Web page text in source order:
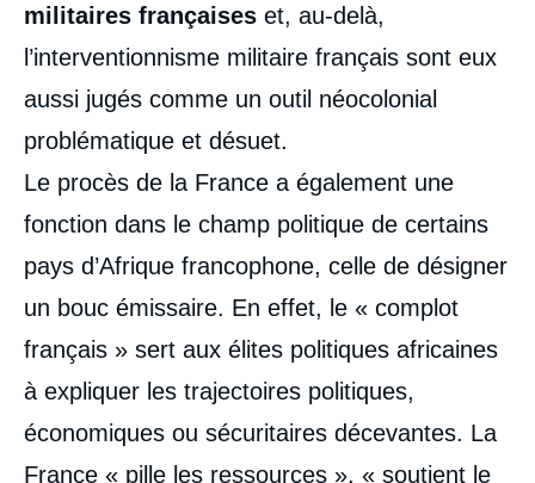
militaires françaises et, au-delà,
l’interventionnisme militaire français sont eux
aussi jugés comme un outil néocolonial
problématique et désuet.
Le procès de la France a également une
fonction dans le champ politique de certains
pays d’Afrique francophone, celle de désigner
un bouc émissaire. En effet, le « complot
français » sert aux élites politiques africaines
à expliquer les trajectoires politiques,
économiques ou sécuritaires décevantes. La
France « pille les ressources », « soutient le